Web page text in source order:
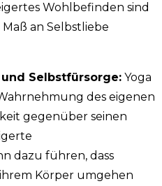
Wohlbefinden sind
an Selbstliebe
Selbstfürsorge: Yoga
des eigenen
gegenüber seinen
dazu führen, dass
Körper umgehen